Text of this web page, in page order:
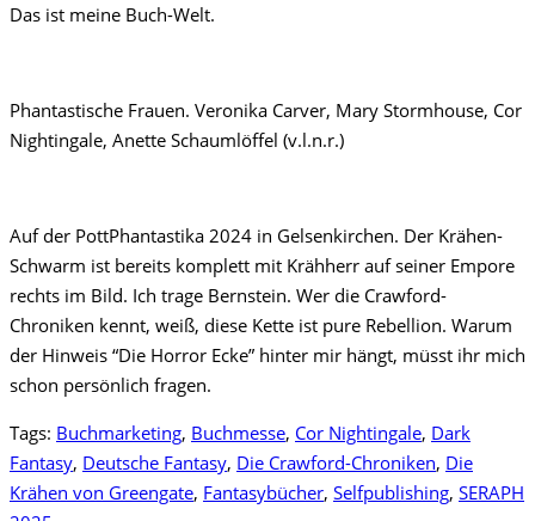
Das ist meine Buch-Welt.
Phantastische Frauen. Veronika Carver, Mary Stormhouse, Cor
Nightingale, Anette Schaumlöffel (v.l.n.r.)
Auf der PottPhantastika 2024 in Gelsenkirchen. Der Krähen-
Schwarm ist bereits komplett mit Krähherr auf seiner Empore
rechts im Bild. Ich trage Bernstein. Wer die Crawford-
Chroniken kennt, weiß, diese Kette ist pure Rebellion. Warum
der Hinweis “Die Horror Ecke” hinter mir hängt, müsst ihr mich
schon persönlich fragen.
Tags: Buchmarketing, Buchmesse, Cor Nightingale, Dark
Fantasy, Deutsche Fantasy, Die Crawford-Chroniken, Die
Krähen von Greengate, Fantasybücher, Selfpublishing, SERAPH